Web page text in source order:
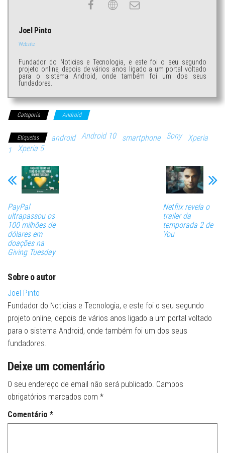
Joel Pinto
Website
Fundador do Noticias e Tecnologia, e este foi o seu segundo
projeto online, depois de vários anos ligado a um portal voltado
para o sistema Android, onde também foi um dos seus
fundadores.
Categoria Android
Etiquetas android Android 10 smartphone Sony
Xperia
1
Xperia 5
PayPal
ultrapassou os
100 milhões de
dólares em
doações na
Giving Tuesday
Netflix revela o
trailer da
temporada 2 de
You
Sobre o autor
Joel Pinto
Fundador do Noticias e Tecnologia, e este foi o seu segundo
projeto online, depois de vários anos ligado a um portal voltado
para o sistema Android, onde também foi um dos seus
fundadores.
Deixe um comentário
O seu endereço de email não será publicado. Campos
obrigatórios marcados com *
Comentário *